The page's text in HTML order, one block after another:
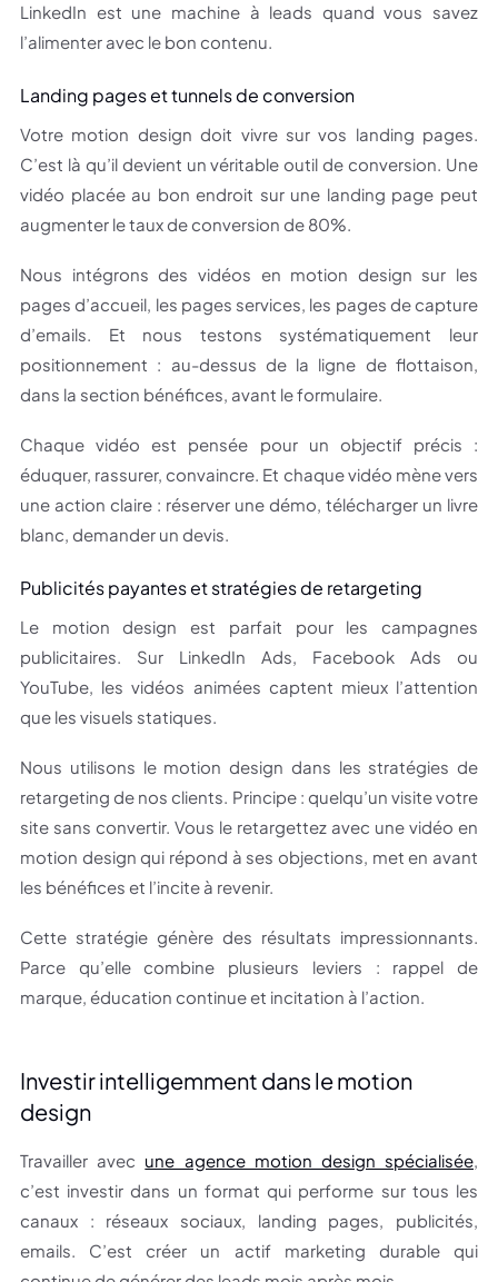
LinkedIn est une machine à leads quand vous savez
l’alimenter avec le bon contenu.
Landing pages et tunnels de conversion
Votre motion design doit vivre sur vos landing pages.
C’est là qu’il devient un véritable outil de conversion. Une
vidéo placée au bon endroit sur une landing page peut
augmenter le taux de conversion de 80%.
Nous intégrons des vidéos en motion design sur les
pages d’accueil, les pages services, les pages de capture
d’emails. Et nous testons systématiquement leur
positionnement : au-dessus de la ligne de flottaison,
dans la section bénéfices, avant le formulaire.
Chaque vidéo est pensée pour un objectif précis :
éduquer, rassurer, convaincre. Et chaque vidéo mène vers
une action claire : réserver une démo, télécharger un livre
blanc, demander un devis.
Publicités payantes et stratégies de retargeting
Le motion design est parfait pour les campagnes
publicitaires. Sur LinkedIn Ads, Facebook Ads ou
YouTube, les vidéos animées captent mieux l’attention
que les visuels statiques.
Nous utilisons le motion design dans les stratégies de
retargeting de nos clients. Principe : quelqu’un visite votre
site sans convertir. Vous le retargettez avec une vidéo en
motion design qui répond à ses objections, met en avant
les bénéfices et l’incite à revenir.
Cette stratégie génère des résultats impressionnants.
Parce qu’elle combine plusieurs leviers : rappel de
marque, éducation continue et incitation à l’action.
Investir intelligemment dans le motion
design
Travailler avec une agence motion design spécialisée,
c’est investir dans un format qui performe sur tous les
canaux : réseaux sociaux, landing pages, publicités,
emails. C’est créer un actif marketing durable qui